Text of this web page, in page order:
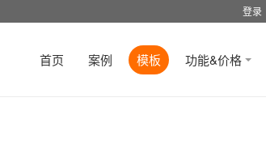
登录
首页 案例 模板 功能&价格